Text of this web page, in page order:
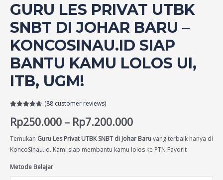
GURU LES PRIVAT UTBK
SNBT DI JOHAR BARU –
KONCOSINAU.ID SIAP
BANTU KAMU LOLOS UI,
ITB, UGM!
out of 5
based on
customer
ratings
(88customer reviews)
Rp250.000 – Rp7.200.000
Temukan Guru Les Privat UTBK SNBT di Johar Baruyang terbaik hanya di
KoncoSinau.id. Kami siap membantu kamu lolos ke PTN Favorit
Metode Belajar